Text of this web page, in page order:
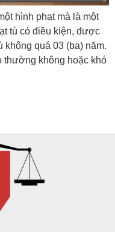
hình phạt mà là một
tù có điều kiện, được
không quá 03 (ba) năm.
không hoặc khó